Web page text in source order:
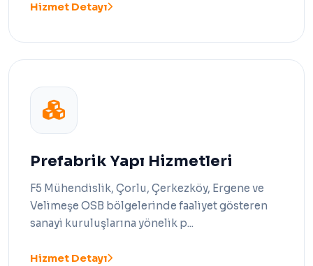
Hizmet Detayı
Prefabrik Yapı Hizmetleri
F5 Mühendislik, Çorlu, Çerkezköy, Ergene ve
Velimeşe OSB bölgelerinde faaliyet gösteren
sanayi kuruluşlarına yönelik p...
Hizmet Detayı